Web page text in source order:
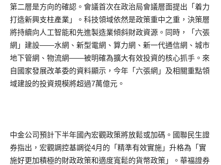
第二層是方向的確認。會議首次在政治局會議層面提出「着力
打造新興支柱產業」。科技領域依然是政策重中之重，決策層
將持續向人工智能和先進製造業傾斜財政資源。同時，「六張
網」建設——水網、新型電網、算力網、新一代通信網、城市
地下管網、物流網——被明確為擴大有效投資的核心抓手。來
自國家發展改革委的資料顯示，今年「六張網」及相關重點領
域建設的投資規模將超過7萬億元。
中金公司預計下半年國內宏觀政策將放鬆或加碼。國聯民生證
券指出，宏觀調控基調從4月的「精準有效實施」升格為「實
施好更加積極的財政政策和適度寬鬆的貨幣政策」。華福證券